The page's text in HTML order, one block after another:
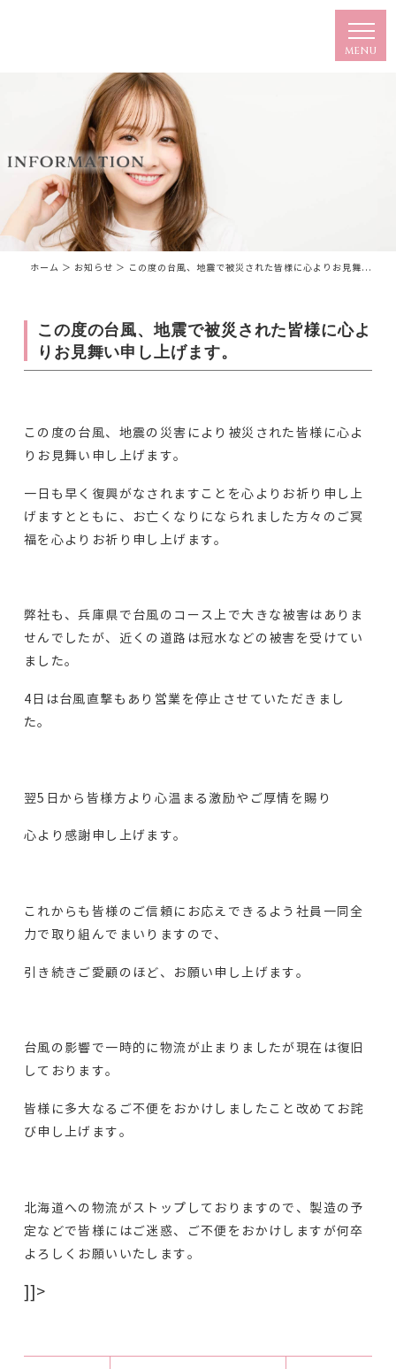
ホーム ＞ お知らせ ＞ この度の台風、地震で被災された皆様に心よりお見舞...
この度の台風、地震で被災された皆様に心よ
りお見舞い申し上げます。
この度の台風、地震の災害により被災された皆様に心よ
りお見舞い申し上げます。
一日も早く復興がなされますことを心よりお祈り申し上
げますとともに、お亡くなりになられました方々のご冥
福を心よりお祈り申し上げます。
弊社も、兵庫県で台風のコース上で大きな被害はありま
せんでしたが、近くの道路は冠水などの被害を受けてい
ました。
4日は台風直撃もあり営業を停止させていただきまし
た。
翌5日から皆様方より心温まる激励やご厚情を賜り
心より感謝申し上げます。
これからも皆様のご信頼にお応えできるよう社員一同全
力で取り組んでまいりますので、
引き続きご愛顧のほど、お願い申し上げます。
台風の影響で一時的に物流が止まりましたが現在は復旧
しております。
皆様に多大なるご不便をおかけしましたこと改めてお詫
び申し上げます。
北海道への物流がストップしておりますので、製造の予
定などで皆様にはご迷惑、ご不便をおかけしますが何卒
よろしくお願いいたします。
]]>